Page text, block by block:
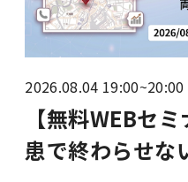
2026.08.04 19:00~20:00
【無料WEBセ
患で終わらせな